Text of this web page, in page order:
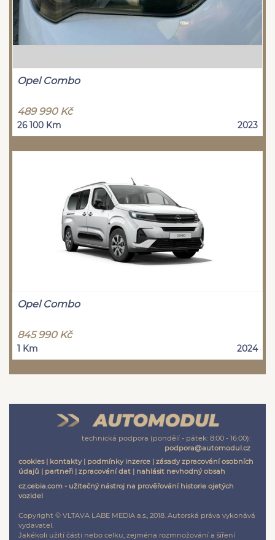
Opel Combo
489 990 Kč
26 100 Km 2023
Opel Combo
845 990 Kč
1 Km 2024
technická podpora (pondělí - pátek: 8:00 - 16:00):
podpora@automodul.cz
cookies| kontakty| podmínky inzerce | zásady zpracování osobních
údajů | partneři | zpracování dat | nahlásit nevhodný obsah
cz.cebia.com - užitečný nástroj na prověřování historie ojetých
vozidel
Copyright © VLTAVA LABE MEDIA a.s., 2018. Autorská práva vykonává
vydavatel.
Jakékoli užití části nebo celku, zejména rozmnožování a šíření